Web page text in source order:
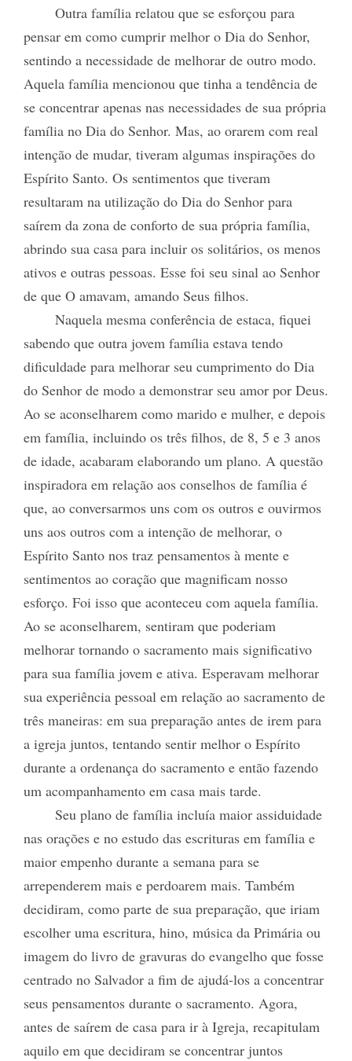
Outra família relatou que se esforçou para
pensar em como cumprir melhor o Dia do Senhor,
sentindo a necessidade de melhorar de outro modo.
Aquela família mencionou que tinha a tendência de
se concentrar apenas nas necessidades de sua própria
família no Dia do Senhor. Mas, ao orarem com real
intenção de mudar, tiveram algumas inspirações do
Espírito Santo. Os sentimentos que tiveram
resultaram na utilização do Dia do Senhor para
saírem da zona de conforto de sua própria família,
abrindo sua casa para incluir os solitários, os menos
ativos e outras pessoas. Esse foi seu sinal ao Senhor
de que O amavam, amando Seus filhos.
Naquela mesma conferência de estaca, fiquei
sabendo que outra jovem família estava tendo
dificuldade para melhorar seu cumprimento do Dia
do Senhor de modo a demonstrar seu amor por Deus.
Ao se aconselharem como marido e mulher, e depois
em família, incluindo os três filhos, de 8, 5 e 3 anos
de idade, acabaram elaborando um plano. A questão
inspiradora em relação aos conselhos de família é
que, ao conversarmos uns com os outros e ouvirmos
uns aos outros com a intenção de melhorar, o
Espírito Santo nos traz pensamentos à mente e
sentimentos ao coração que magnificam nosso
esforço. Foi isso que aconteceu com aquela família.
Ao se aconselharem, sentiram que poderiam
melhorar tornando o sacramento mais significativo
para sua família jovem e ativa. Esperavam melhorar
sua experiência pessoal em relação ao sacramento de
três maneiras: em sua preparação antes de irem para
a igreja juntos, tentando sentir melhor o Espírito
durante a ordenança do sacramento e então fazendo
um acompanhamento em casa mais tarde.
Seu plano de família incluía maior assiduidade
nas orações e no estudo das escrituras em família e
maior empenho durante a semana para se
arrependerem mais e perdoarem mais. Também
decidiram, como parte de sua preparação, que iriam
escolher uma escritura, hino, música da Primária ou
imagem do livro de gravuras do evangelho que fosse
centrado no Salvador a fim de ajudá-los a concentrar
seus pensamentos durante o sacramento. Agora,
antes de saírem de casa para ir à Igreja, recapitulam
aquilo em que decidiram se concentrar juntos